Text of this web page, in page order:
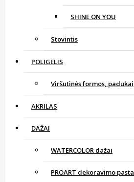
SHINE ON YOU
Stovintis
POLIGELIS
Viršutinės formos, padukai
AKRILAS
DAŽAI
WATERCOLOR dažai
PROART dekoravimo pasta